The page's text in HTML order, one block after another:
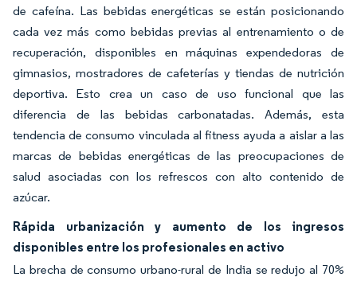
de cafeína. Las bebidas energéticas se están posicionando
cada vez más como bebidas previas al entrenamiento o de
recuperación, disponibles en máquinas expendedoras de
gimnasios, mostradores de cafeterías y tiendas de nutrición
deportiva. Esto crea un caso de uso funcional que las
diferencia de las bebidas carbonatadas. Además, esta
tendencia de consumo vinculada al fitness ayuda a aislar a las
marcas de bebidas energéticas de las preocupaciones de
salud asociadas con los refrescos con alto contenido de
azúcar.
Rápida urbanización y aumento de los ingresos
disponibles entre los profesionales en activo
La brecha de consumo urbano-rural de India se redujo al 70%